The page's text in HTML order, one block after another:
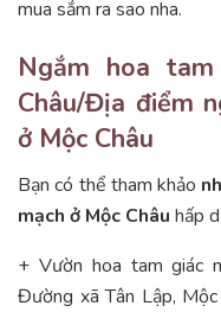
mua sắm ra sao nha.
Ngắm hoa
Châu/Địa điểm
ở Mộc Châu
Bạn có thể tham khảo
mạch ở Mộc Châu hấp
+ Vườn hoa tam giác
Đường xã Tân Lập,